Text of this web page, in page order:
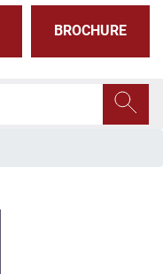
BROCHURE